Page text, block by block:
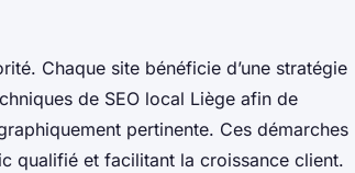
Chaque site bénéficie d’une stratégie
de SEO local Liège afin de
pertinente. Ces démarches
qualifié et facilitant la croissance client.